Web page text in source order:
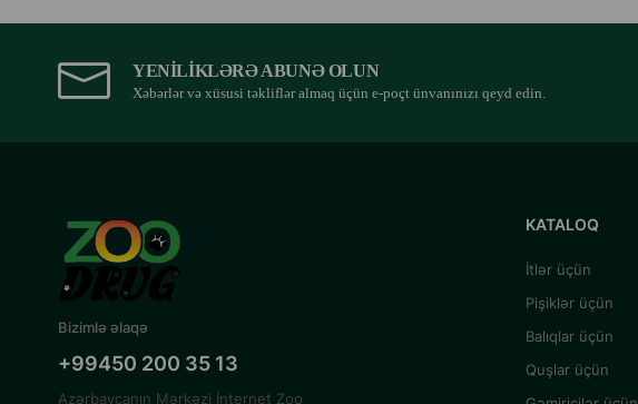
YENILIKLƏRƏ ABUNƏ OLUN
Xəbərlər və xüsusi təkliflər almaq üçün e-poçt ünvanınızı qeyd edin.
Bizimlə əlaqə
+99450 200 35 13
Azərbaycanın Mərkəzi İnternet Zoo
KATALOQ
İtlər üçün
Pişiklər üçün
Balıqlar üçün
Quşlar üçün